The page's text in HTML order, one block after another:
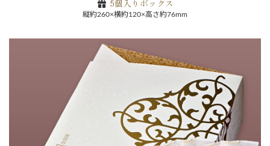
5個入りボックス
縦約260×横約120×高さ約76mm